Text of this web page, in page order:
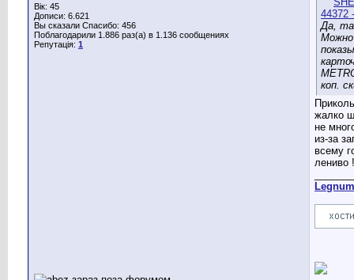
Вік: 45
Дописи: 6.621
Вы сказали Спасибо: 456
Поблагодарили 1.886 раз(а) в 1.136 сообщениях
Репутація: 1
Да,
коп.
жалко
не
из-за
всему
лениво !
Legnum